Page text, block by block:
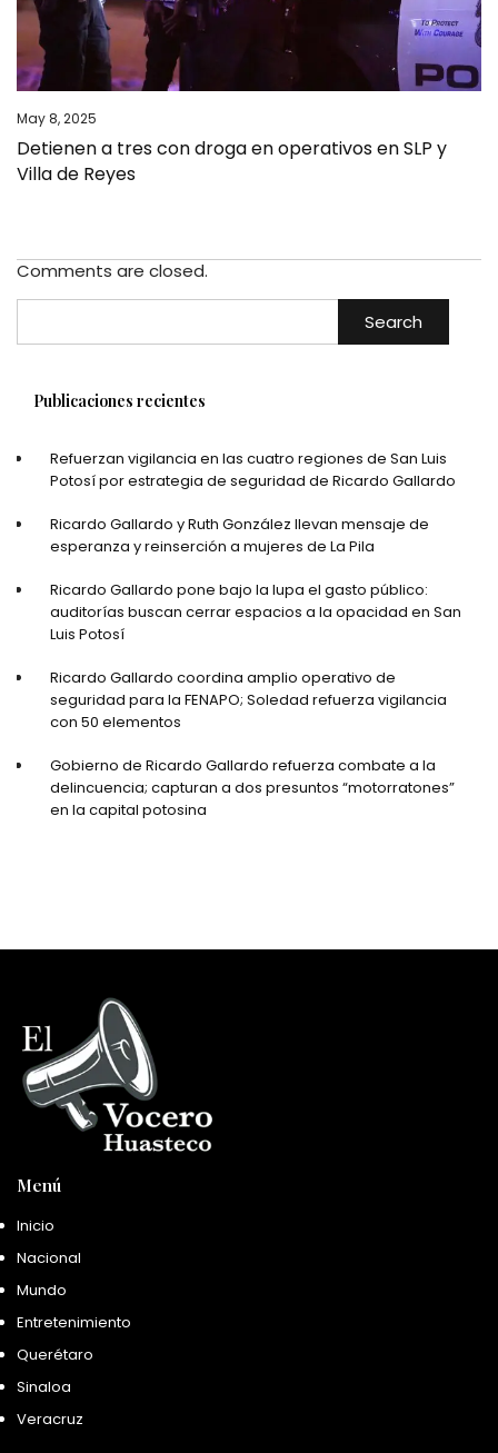
May 8, 2025
Detienen a tres con droga en operativos en SLP y
Villa de Reyes
Comments are closed.
Search
Publicaciones recientes
Refuerzan vigilancia en las cuatro regiones de San Luis
Potosí por estrategia de seguridad de Ricardo Gallardo
Ricardo Gallardo y Ruth González llevan mensaje de
esperanza y reinserción a mujeres de La Pila
Ricardo Gallardo pone bajo la lupa el gasto público:
auditorías buscan cerrar espacios a la opacidad en San
Luis Potosí
Ricardo Gallardo coordina amplio operativo de
seguridad para la FENAPO; Soledad refuerza vigilancia
con 50 elementos
Gobierno de Ricardo Gallardo refuerza combate a la
delincuencia; capturan a dos presuntos “motorratones”
en la capital potosina
Menú
Inicio
Nacional
Mundo
Entretenimiento
Querétaro
Sinaloa
Veracruz